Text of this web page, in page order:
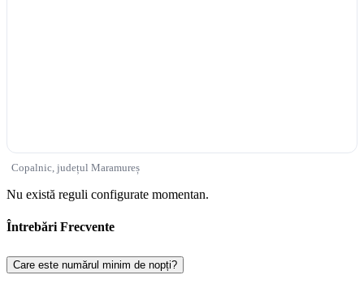
Copalnic, județul Maramureș
Nu există reguli configurate momentan.
Întrebări Frecvente
Care este numărul minim de nopți?